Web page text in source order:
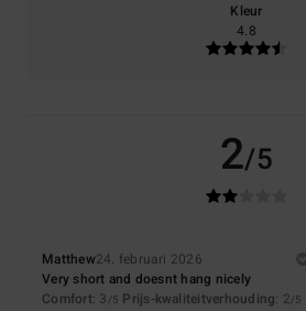
Kleur
4.8
2/5
Matthew24. februari 2026
Very short and doesnt hang nicely
Comfort: 3 /5 Prijs-kwaliteitverhouding: 2/5